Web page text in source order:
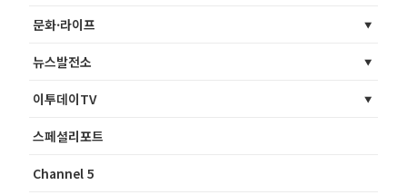
문화·라이프
뉴스발전소
이투데이TV
스페셜리포트
Channel 5